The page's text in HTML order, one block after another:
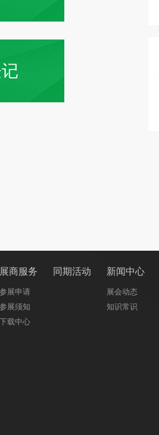
展商服务
参展申请
参展须知
下载中心
同期活动 新闻中心
展会动态
知识常识